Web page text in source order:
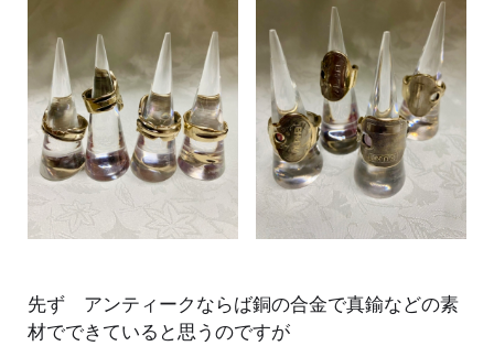
先ず アンティークならば銅の合金で真鍮などの素
材でできていると思うのですが